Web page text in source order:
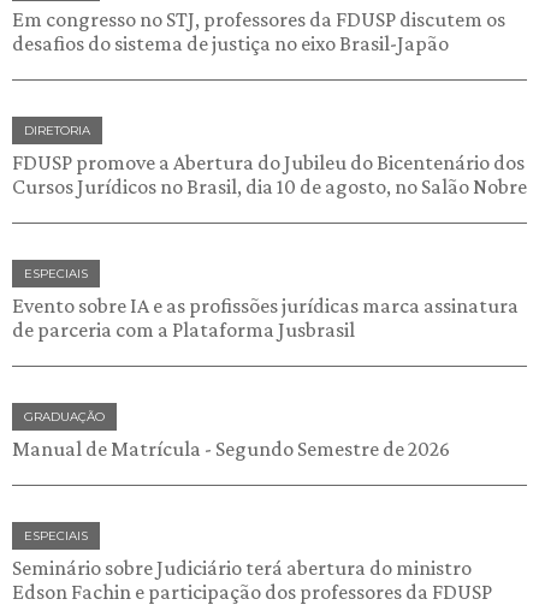
Em congresso no STJ, professores da FDUSP discutem os
desafios do sistema de justiça no eixo Brasil-Japão
DIRETORIA
FDUSP promove a Abertura do Jubileu do Bicentenário dos
Cursos Jurídicos no Brasil, dia 10 de agosto, no Salão Nobre
ESPECIAIS
Evento sobre IA e as profissões jurídicas marca assinatura
de parceria com a Plataforma Jusbrasil
GRADUAÇÃO
Manual de Matrícula - Segundo Semestre de 2026
ESPECIAIS
Seminário sobre Judiciário terá abertura do ministro
Edson Fachin e participação dos professores da FDUSP